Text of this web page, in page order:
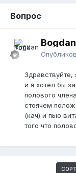
Вопрос
и я хотел бы
полового
стоячем
(кач) и пью
того что